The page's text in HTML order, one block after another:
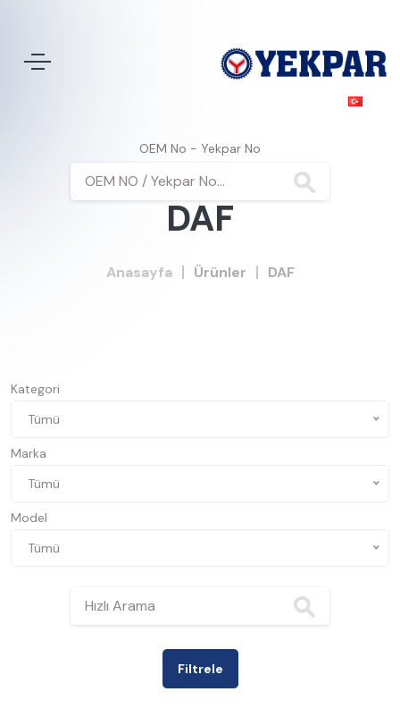
OEM No - Yekpar No
DAF
Anasayfa Ürünler DAF
Kategori
Tümü
Marka
Tümü
Model
Tümü
Filtrele